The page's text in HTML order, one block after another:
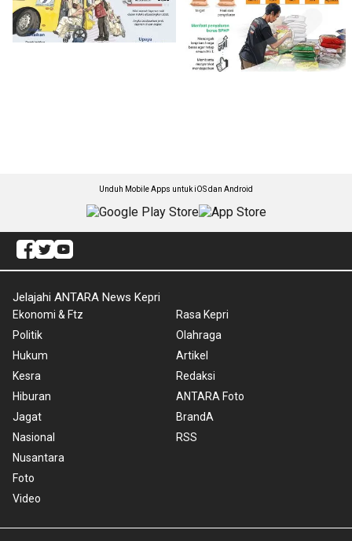
Unduh Mobile Apps untuk iOS dan Android
Jelajahi ANTARA News Kepri
Ekonomi & Ftz
Politik
Hukum
Kesra
Hiburan
Jagat
Nasional
Nusantara
Foto
Video
Rasa Kepri
Olahraga
Artikel
Redaksi
ANTARA Foto
BrandA
RSS